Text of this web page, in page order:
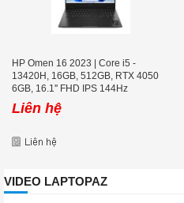
HP Omen 16 2023 | Core i5 -
13420H, 16GB, 512GB, RTX 4050
6GB, 16.1'' FHD IPS 144Hz
Liên hệ
VIDEO LAPTOPAZ